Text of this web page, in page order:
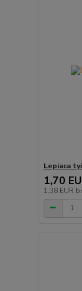
Lepiaca
1,70
1,38 EUR